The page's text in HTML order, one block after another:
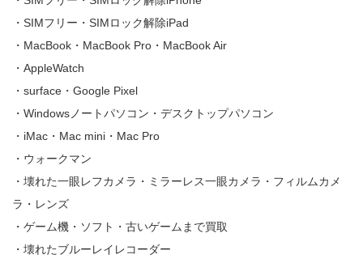
・SIMフリー・SIMロック解除iPad
・MacBook・MacBook Pro・MacBook Air
・AppleWatch
・surface・Google Pixel
・Windowsノートパソコン・デスクトップパソコン
・iMac・Mac mini・Mac Pro
・ウォークマン
・壊れた一眼レフカメラ・ミラーレス一眼カメラ・フィルムカメ
ラ・レンズ
・ゲーム機・ソフト・古いゲームまで買取
・壊れたブルーレイレコーダー